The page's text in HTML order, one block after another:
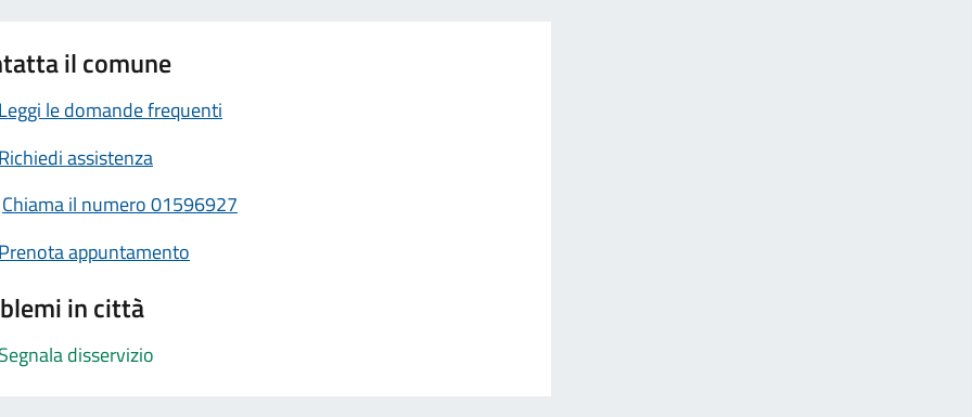
il comune
Leggi le domande frequenti
Richiedi assistenza
Chiama il numero 01596927
Prenota appuntamento
in città
Segnala disservizio